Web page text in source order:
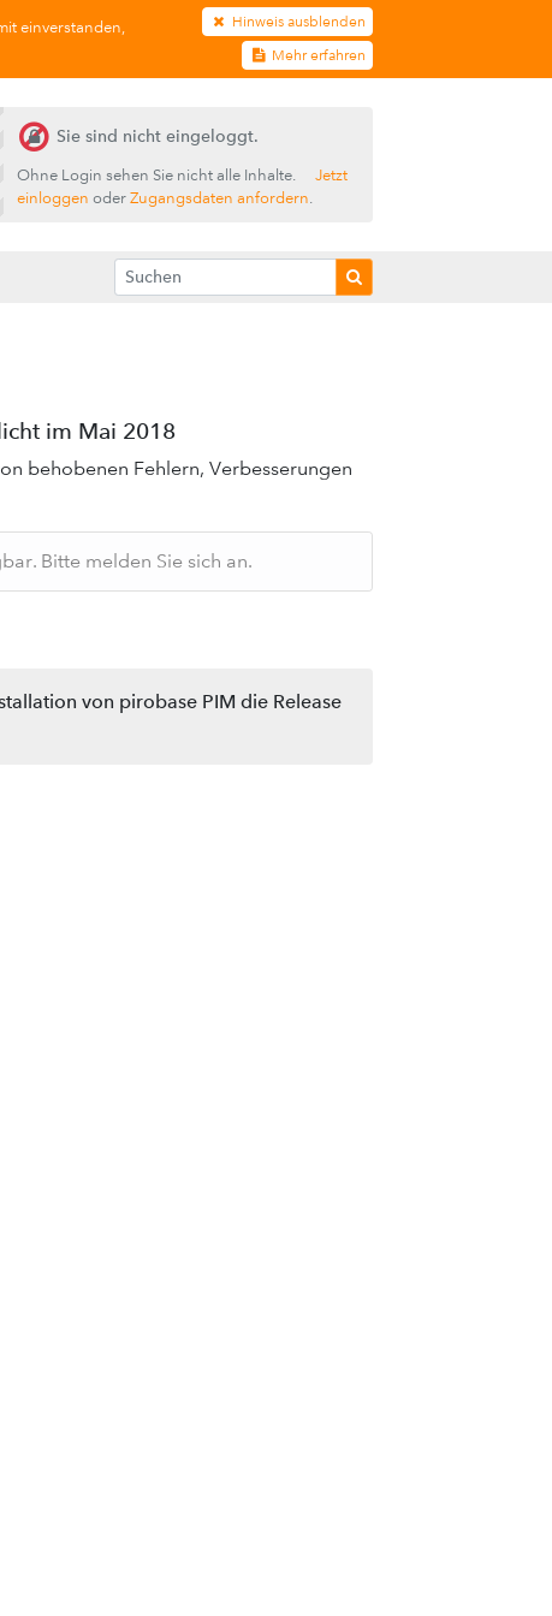
einverstanden,
Hinweis ausblenden
Mehr erfahren
Sie sind nicht eingeloggt.
Ohne Login sehen Sie nicht alle Inhalte.
Jetzt
einloggen oderZugangsdaten anfordern.
im Mai 2018
behobenen Fehlern, Verbesserungen
Bitte melden Sie sich an.
von pirobase PIM die Release